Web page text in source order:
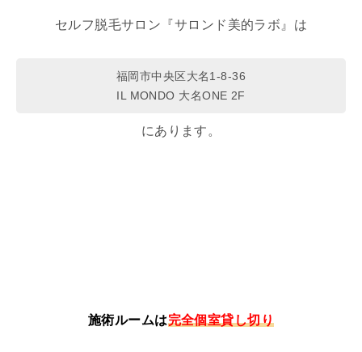
しかもサロンで脱毛してもらうにも
見られるのが恥ずかしい箇所ばかり。。
だから家庭用脱毛器なんかを使って
自分で処理を試みてる人もいますが
セルフ脱毛サロン『サロンド美的ラボ』は
福岡市中央区大名1-8-36
IL MONDO 大名ONE 2F
にあります。
施術ルームは完全個室貸し切り